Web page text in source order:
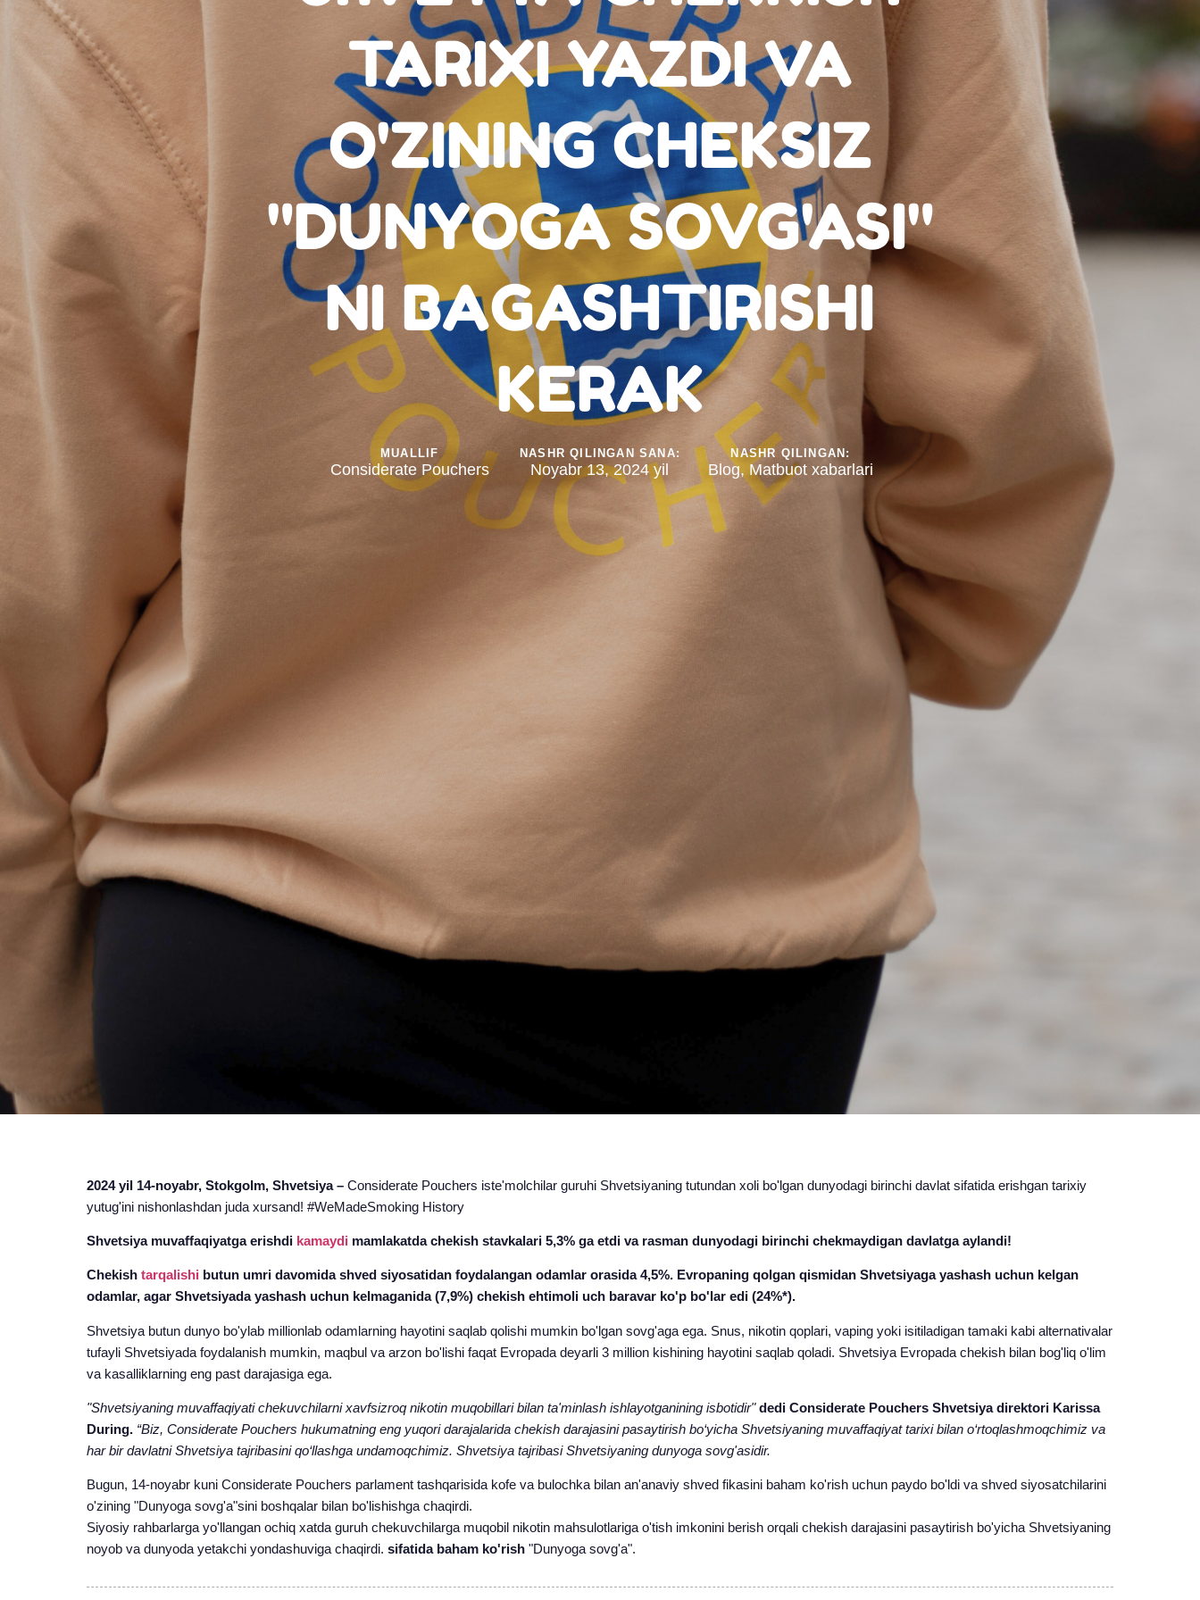
TARIXI YAZDI VA
O'ZINING CHEKSIZ
"DUNYOGA SOVG'ASI"
NI BAGASHTIRISHI
KERAK
MUALLIF
Considerate Pouchers
NASHR QILINGAN SANA:
Noyabr 13, 2024 yil
NASHR QILINGAN:
Blog, Matbuot xabarlari
2024 yil 14-noyabr, Stokgolm, Shvetsiya – Considerate Pouchers iste'molchilar guruhi Shvetsiyaning tutundan xoli bo'lgan dunyodagi birinchi davlat sifatida erishgan tarixiy
yutug'ini nishonlashdan juda xursand! #WeMadeSmoking History
Shvetsiya muvaffaqiyatga erishdi kamaydi mamlakatda chekish stavkalari 5,3% ga etdi va rasman dunyodagi birinchi chekmaydigan davlatga aylandi!
Chekish tarqalishi butun umri davomida shved siyosatidan foydalangan odamlar orasida 4,5%. Evropaning qolgan qismidan Shvetsiyaga yashash uchun kelgan
odamlar, agar Shvetsiyada yashash uchun kelmaganida (7,9%) chekish ehtimoli uch baravar ko'p bo'lar edi (24%*).
Shvetsiya butun dunyo bo'ylab millionlab odamlarning hayotini saqlab qolishi mumkin bo'lgan sovg'aga ega. Snus, nikotin qoplari, vaping yoki isitiladigan tamaki kabi alternativalar
tufayli Shvetsiyada foydalanish mumkin, maqbul va arzon bo'lishi faqat Evropada deyarli 3 million kishining hayotini saqlab qoladi. Shvetsiya Evropada chekish bilan bog'liq o'lim
va kasalliklarning eng past darajasiga ega.
"Shvetsiyaning muvaffaqiyati chekuvchilarni xavfsizroq nikotin muqobillari bilan ta'minlash ishlayotganining isbotidir" dedi Considerate Pouchers Shvetsiya direktori Karissa
During. “Biz, Considerate Pouchers hukumatning eng yuqori darajalarida chekish darajasini pasaytirish bo‘yicha Shvetsiyaning muvaffaqiyat tarixi bilan o‘rtoqlashmoqchimiz va
har bir davlatni Shvetsiya tajribasini qo‘llashga undamoqchimiz. Shvetsiya tajribasi Shvetsiyaning dunyoga sovg'asidir.
Bugun, 14-noyabr kuni Considerate Pouchers parlament tashqarisida kofe va bulochka bilan an'anaviy shved fikasini baham ko'rish uchun paydo bo'ldi va shved siyosatchilarini
o'zining "Dunyoga sovg'a"sini boshqalar bilan bo'lishishga chaqirdi.
Siyosiy rahbarlarga yo'llangan ochiq xatda guruh chekuvchilarga muqobil nikotin mahsulotlariga o'tish imkonini berish orqali chekish darajasini pasaytirish bo'yicha Shvetsiyaning
noyob va dunyoda yetakchi yondashuviga chaqirdi. sifatida baham ko'rish "Dunyoga sovg'a".